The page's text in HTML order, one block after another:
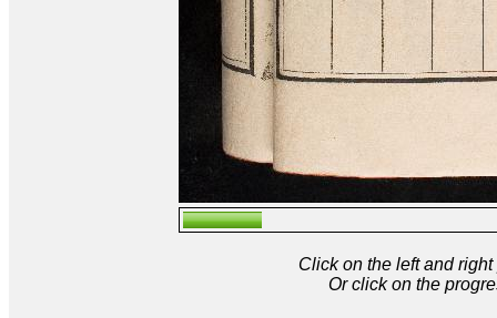
Click on the left and
Or click on the